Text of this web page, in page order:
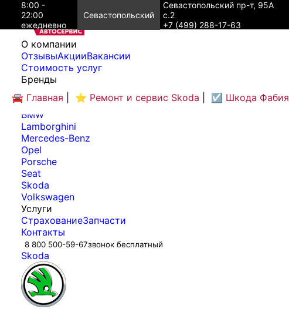
8:00 -
22:00
ежедневно
Севастопольский
Севастопольский пр-т, 95А
с.2
+7 (499) 288-17-63
O компании
ОтзывыАкцииВакансии
Cтоимость услуг
Бренды
Audi
Bentley
BMW
Lamborghini
Mercedes-Benz
Opel
Porsche
Seat
Skoda
Volkswagen
Услуги
СтрахованиеЗапчасти
Контакты
8 800 500-59-67звонок бесплатный
🚘 Главная ⭐ Ремонт и сервис Skoda ☑️ Шкода Фабия
Skoda